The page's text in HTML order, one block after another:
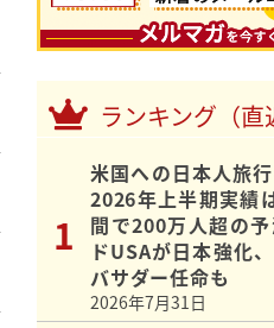
ランキング（直
米国への日本人旅行
2026年上半期実績
間で200万人超の
ドUSAが日本強化
バサダー任命も
2026年7月31日